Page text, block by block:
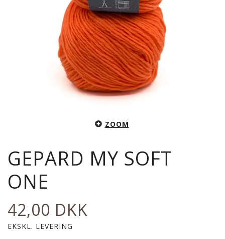
ZOOM
GEPARD MY SOFT
ONE
42,00 DKK
EKSKL. LEVERING